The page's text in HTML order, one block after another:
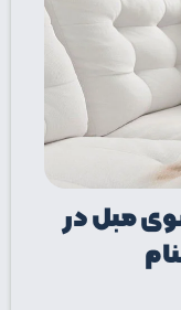
مبل در